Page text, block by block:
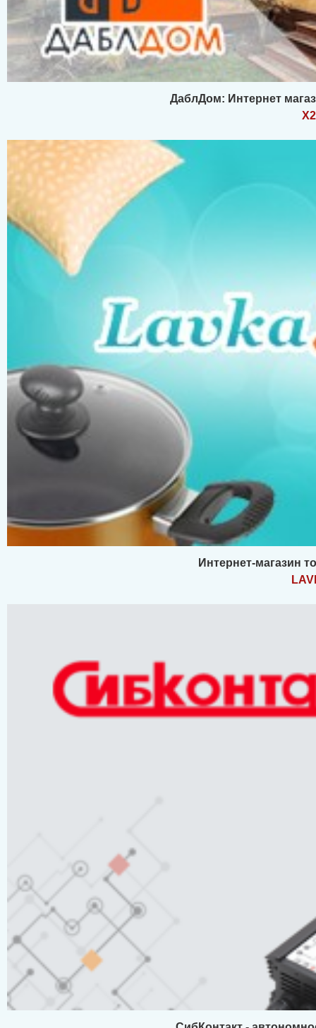
ДаблДом: Интернет
Интернет-магазин